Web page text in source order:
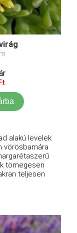
alakú levelek
vörösbarnára
tömegesen
teljesen